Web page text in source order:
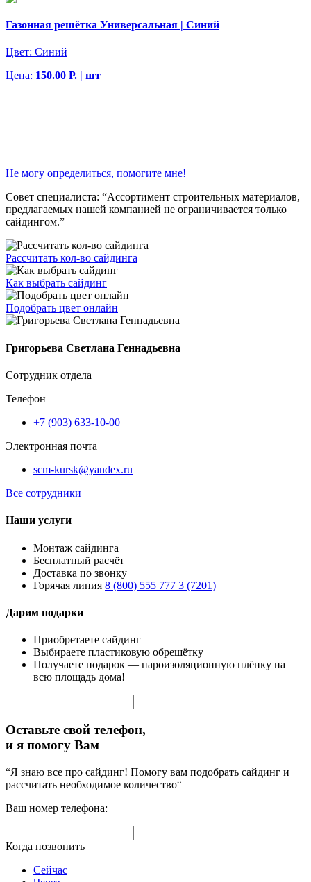
Газонная решётка Универсальная | Синий
Цвет: Синий
Цена: 150.00 Р. | шт
Не могу определиться, помогите мне!
Совет специалиста: “Ассортимент строительных материалов,
предлагаемых нашей компанией не ограничивается только
сайдингом.”
Рассчитать кол-во сайдинга
Как выбрать сайдинг
Подобрать цвет онлайн
Григорьева Светлана Геннадьевна
Сотрудник отдела
Телефон
+7 (903) 633-10-00
Электронная почта
scm-kursk@yandex.ru
Все сотрудники
Наши услуги
Монтаж сайдинга
Бесплатный расчёт
Доставка по звонку
Горячая линия 8 (800) 555 777 3 (7201)
Дарим подарки
Приобретаете сайдинг
Выбираете пластиковую обрешётку
Получаете подарок — пароизоляционную плёнку на
всю площадь дома!
Оставьте свой телефон,
и я помогу Вам
“Я знаю все про сайдинг! Помогу вам подобрать сайдинг и
рассчитать необходимое количество“
Ваш номер телефона:
Когда позвонить
Сейчас